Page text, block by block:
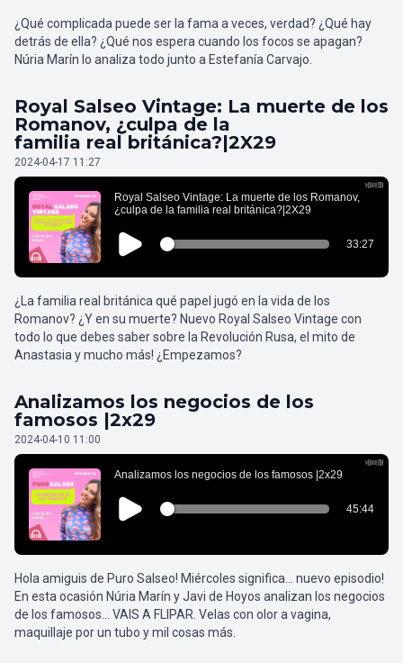
¿Qué complicada puede ser la fama a veces, verdad? ¿Qué hay
detrás de ella? ¿Qué nos espera cuando los focos se apagan?
Núria Marín lo analiza todo junto a Estefanía Carvajo.
Royal Salseo Vintage: La muerte de los
Romanov, ¿culpa de la
familia real británica?|2X29
2024-04-17 11:27
¿La familia real británica qué papel jugó en la vida de los
Romanov? ¿Y en su muerte? Nuevo Royal Salseo Vintage con
todo lo que debes saber sobre la Revolución Rusa, el mito de
Anastasia y mucho más! ¿Empezamos?
Analizamos los negocios de los
famosos |2x29
2024-04-10 11:00
Hola amiguis de Puro Salseo! Miércoles significa... nuevo episodio!
En esta ocasión Núria Marín y Javi de Hoyos analizan los negocios
de los famosos... VAIS A FLIPAR. Velas con olor a vagina,
maquillaje por un tubo y mil cosas más.